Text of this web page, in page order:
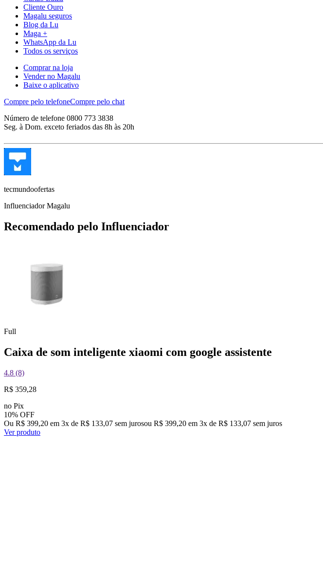
Cliente Ouro
Magalu seguros
Blog da Lu
Maga +
WhatsApp da Lu
Todos os serviços
Comprar na loja
Vender no Magalu
Baixe o aplicativo
Compre pelo telefoneCompre pelo chat
Número de telefone 0800 773 3838
Seg. à Dom. exceto feriados das 8h às 20h
tecmundoofertas
Influenciador Magalu
Recomendado pelo Influenciador
Full
Caixa de som inteligente xiaomi com google assistente
4.8 (8)
R$ 359,28
no Pix
10% OFF
Ou R$ 399,20 em 3x de R$ 133,07 sem jurosou R$ 399,20 em 3x de R$ 133,07 sem juros
Ver produto